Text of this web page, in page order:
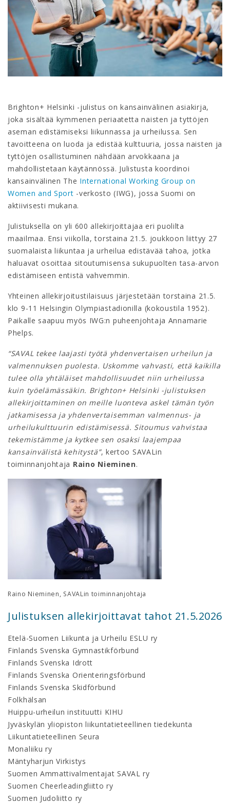
Brighton+ Helsinki -julistus on kansainvälinen asiakirja,
joka sisältää kymmenen periaatetta naisten ja tyttöjen
aseman edistämiseksi liikunnassa ja urheilussa. Sen
tavoitteena on luoda ja edistää kulttuuria, jossa naisten ja
tyttöjen osallistuminen nähdään arvokkaana ja
mahdollistetaan käytännössä. Julistusta koordinoi
kansainvälinen The International Working Group on
Women and Sport -verkosto (IWG), jossa Suomi on
aktiivisesti mukana.
Julistuksella on yli 600 allekirjoittajaa eri puolilta
maailmaa. Ensi viikolla, torstaina 21.5. joukkoon liittyy 27
suomalaista liikuntaa ja urheilua edistävää tahoa, jotka
haluavat osoittaa sitoutumisensa sukupuolten tasa-arvon
edistämiseen entistä vahvemmin.
Yhteinen allekirjoitustilaisuus järjestetään torstaina 21.5.
klo 9-11 Helsingin Olympiastadionilla (kokoustila 1952).
Paikalle saapuu myös IWG:n puheenjohtaja Annamarie
Phelps.
“SAVAL tekee laajasti työtä yhdenvertaisen urheilun ja
valmennuksen puolesta. Uskomme vahvasti, että kaikilla
tulee olla yhtäläiset mahdollisuudet niin urheilussa
kuin työelämässäkin. Brighton+ Helsinki -julistuksen
allekirjoittaminen on meille luonteva askel tämän työn
jatkamisessa ja yhdenvertaisemman valmennus- ja
urheilukulttuurin edistämisessä. Sitoumus vahvistaa
tekemistämme ja kytkee sen osaksi laajempaa
kansainvälistä kehitystä”, kertoo SAVALin
toiminnanjohtaja Raino Nieminen.
Raino Nieminen, SAVALin toiminnanjohtaja
Julistuksen allekirjoittavat tahot 21.5.2026
Etelä-Suomen Liikunta ja Urheilu ESLU ry
Finlands Svenska Gymnastikförbund
Finlands Svenska Idrott
Finlands Svenska Orienteringsförbund
Finlands Svenska Skidförbund
Folkhälsan
Huippu-urheilun instituutti KIHU
Jyväskylän yliopiston liikuntatieteellinen tiedekunta
Liikuntatieteellinen Seura
Monaliiku ry
Mäntyharjun Virkistys
Suomen Ammattivalmentajat SAVAL ry
Suomen Cheerleadingliitto ry
Suomen Judoliitto ry